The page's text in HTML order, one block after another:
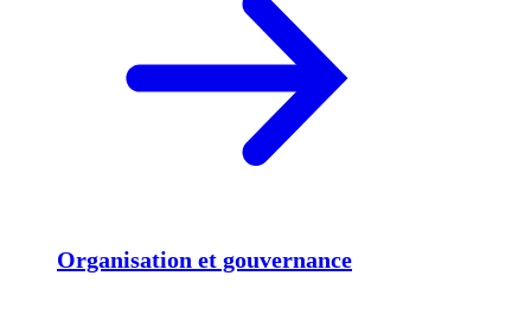
Organisation et gouvernance